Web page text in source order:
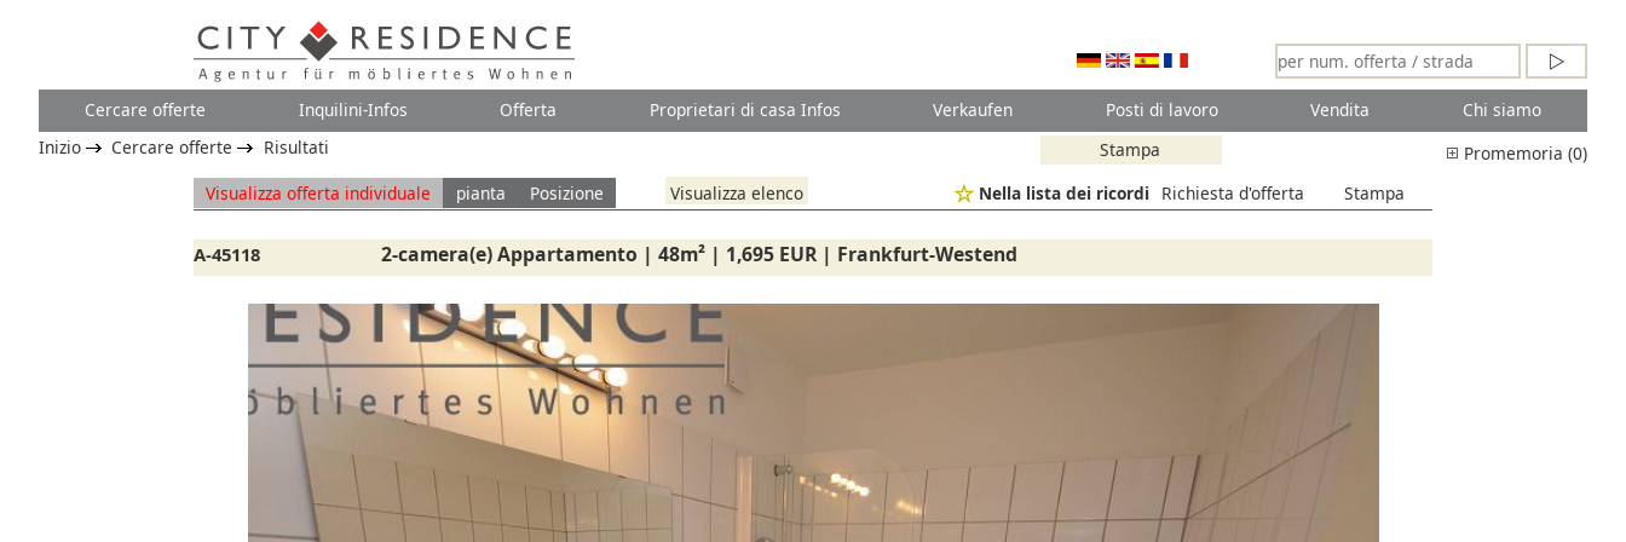
Cercare offerte Inquilini-Infos Offerta Proprietari di casa Infos Verkaufen Posti di lavoro Vendita
Chi siamo
Promemoria (0)
Stampa
Inizio Cercare offerte
Risultati
Visualizza offerta individuale
pianta Posizione Visualizza elenco Stampa
Richiesta d'offerta
Nella lista dei ricordi
A-45118 2-camera(e) Appartamento | 48m² | 1,695 EUR | Frankfurt-Westend